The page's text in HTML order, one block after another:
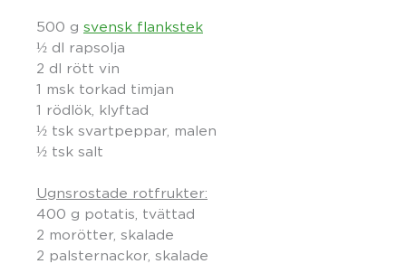
500 g svensk flankstek
½ dl rapsolja
2 dl rött vin
1 msk torkad timjan
1 rödlök, klyftad
½ tsk svartpeppar, malen
½ tsk salt
Ugnsrostade rotfrukter:
400 g potatis, tvättad
2 morötter, skalade
2 palsternackor, skalade